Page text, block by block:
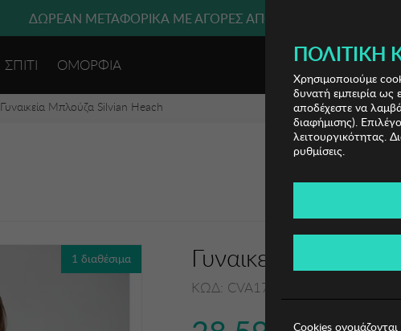
ΔΩΡΕΑΝ ΜΕΤΑΦΟΡΙΚΑ ΜΕ ΑΓΟΡΕΣ ΑΠΌ 49€ ΚΑΙ ΆΝΩ!
ΣΠΙΤΙ ΟΜΟΡΦΙΑ
Γυναικεία Μπλούζα Silvian Heach
1 διαθέσιμα Γυναικεία
ΚΩΔ: CVA17101BLBLACK006
ΠΟΛΙΤΙΚΉ
Χρησιμοποιούμε
δυνατή εμπειρία ως
αποδέχεστε να
διαφήμισης).
λειτουργικότητας.
ρυθμίσεις.
Cookies